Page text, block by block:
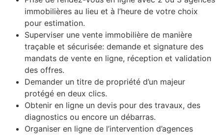
immobilières au lieu et à l’heure de votre choix
pour estimation.
Superviser une vente immobilière de manière
traçable et sécurisée: demande et signature des
mandats de vente en ligne, réception et validation
des offres.
Demander un titre de propriété d’un majeur
protégé en deux clics.
Obtenir en ligne un devis pour des travaux, des
diagnostics ou encore un débarras.
Organiser en ligne de l’intervention d’agences